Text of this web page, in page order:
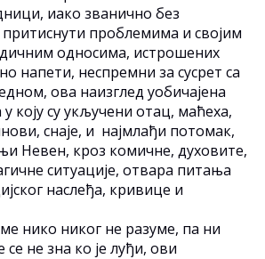
иако званично без
притиснути проблемима и својим
односима, истрошених
напети, неспремни за сусрет са
ова наизглед уобичајена
коју су укључени отац, маћеха,
снаје, и најмлађи потомак,
Невен, кроз комичне, духовите,
ситуације, отвара питања
наслеђа, кривице и
нико никог не разуме, па ни
се не зна ко је луђи, ови